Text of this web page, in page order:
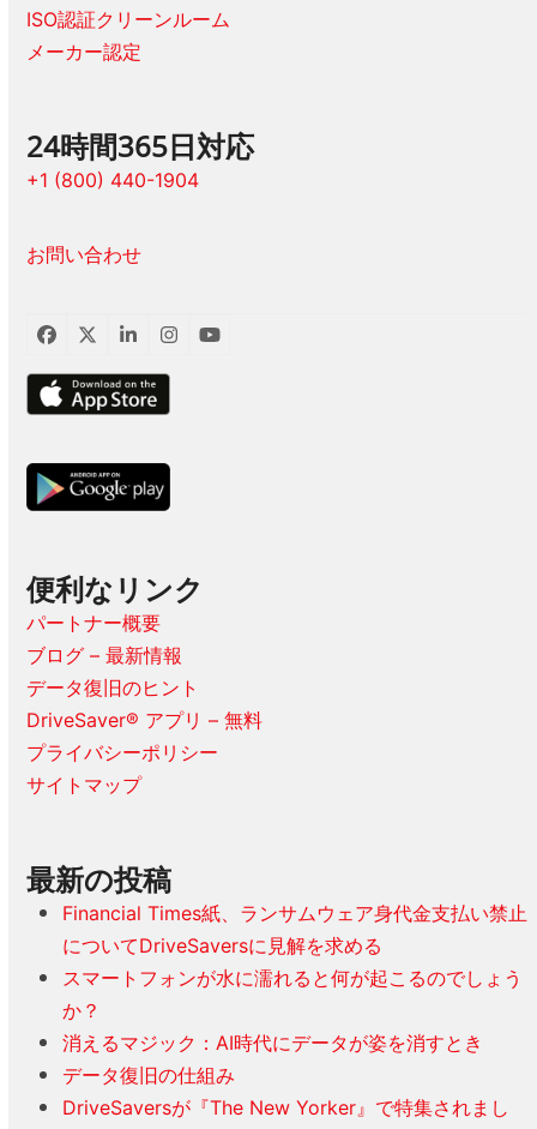
ISO認証クリーンルーム
メーカー認定
24時間365日対応
+1 (800) 440-1904
お問い合わせ
フ
イ
ス
ブ
ク
ツ
ッ
タ
ー
LinkedIn
イ
ス
グ
ム
ユ
便利なリンク
パートナー概要
ブログ – 最新情報
データ復旧のヒント
DriveSaver® アプリ – 無料
プライバシーポリシー
サイトマップ
最新の投稿
Financial Times紙、ランサムウェア身代金支払い禁止
についてDriveSaversに見解を求める
スマートフォンが水に濡れると何が起こるのでしょう
か？
消えるマジック：AI時代にデータが姿を消すとき
データ復旧の仕組み
DriveSaversが『The New Yorker』で特集されまし